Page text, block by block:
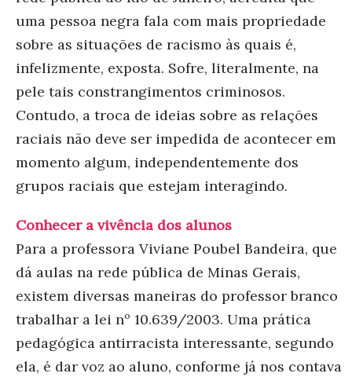
uma pessoa negra fala com mais propriedade
sobre as situações de racismo às quais é,
infelizmente, exposta. Sofre, literalmente, na
pele tais constrangimentos criminosos.
Contudo, a troca de ideias sobre as relações
raciais não deve ser impedida de acontecer em
momento algum, independentemente dos
grupos raciais que estejam interagindo.
Conhecer a vivência dos alunos
Para a professora Viviane Poubel Bandeira, que
dá aulas na rede pública de Minas Gerais,
existem diversas maneiras do professor branco
trabalhar a lei nº 10.639/2003. Uma prática
pedagógica antirracista interessante, segundo
ela, é dar voz ao aluno, conforme já nos contava